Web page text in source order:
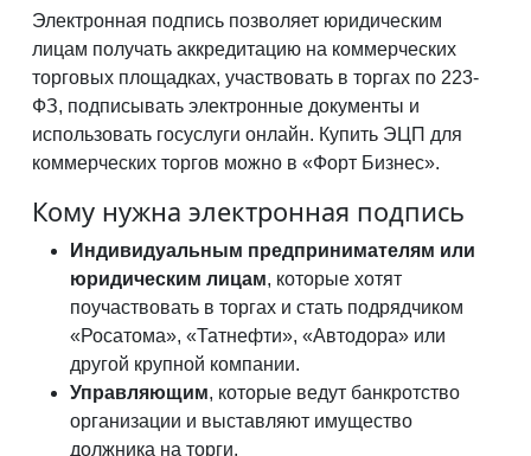
Электронная подпись позволяет юридическим
лицам получать аккредитацию на коммерческих
торговых площадках, участвовать в торгах по 223-
ФЗ, подписывать электронные документы и
использовать госуслуги онлайн. Купить ЭЦП для
коммерческих торгов можно в «Форт Бизнес».
Кому нужна электронная подпись
Индивидуальным предпринимателям или
юридическим лицам, которые хотят
поучаствовать в торгах и стать подрядчиком
«Росатома», «Татнефти», «Автодора» или
другой крупной компании.
Управляющим, которые ведут банкротство
организации и выставляют имущество
должника на торги.